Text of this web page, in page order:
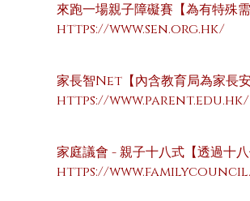
來跑一場親子障礙賽【為有特殊
https://www.sen.org.hk/
家長智Net【內含教育局為家長
https://www.parent.edu.hk/
家庭議會 - 親子十八式【透過十
https://